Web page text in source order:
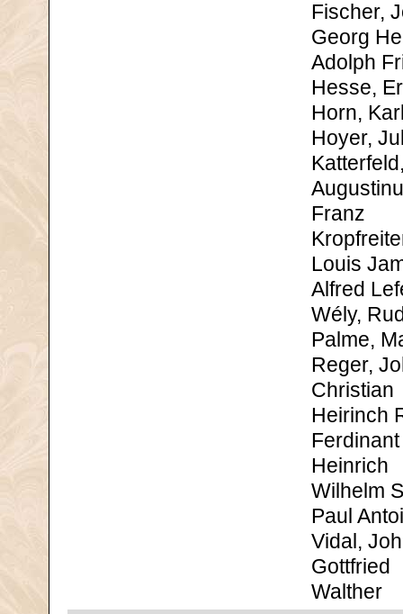
Fischer,
Georg
Adolph
Hesse,
Horn,
Hoyer,
Franz
Louis
Alfred
Wély,
Palme,
Reger,
Christian
Heirinch
Heinrich
Wilhelm
Paul
Vidal,
Gottfried
Walther